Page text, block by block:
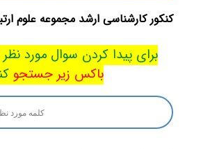
کنکور کارشناسی ارشد مجموعه علوم
برای پیدا کردن سوال مورد
باکس زیر جستجو